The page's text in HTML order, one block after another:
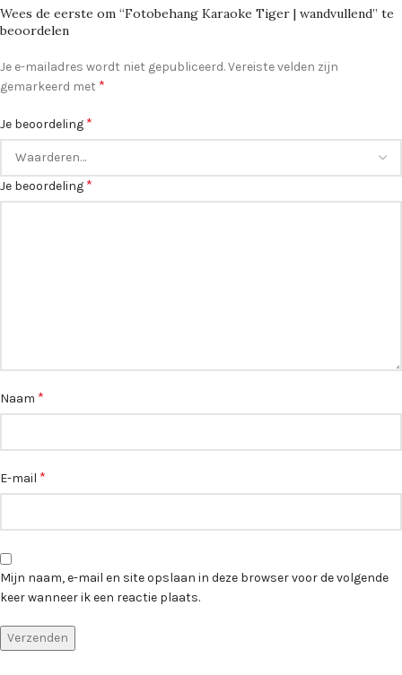
Wees de eerste om “Fotobehang Karaoke Tiger | wandvullend” te
beoordelen
Je e-mailadres wordt niet gepubliceerd.Vereiste velden zijn
gemarkeerd met *
Je beoordeling *
Je beoordeling *
Naam *
E-mail *
Mijn naam, e-mail en site opslaan in deze browser voor de volgende
keer wanneer ik een reactie plaats.